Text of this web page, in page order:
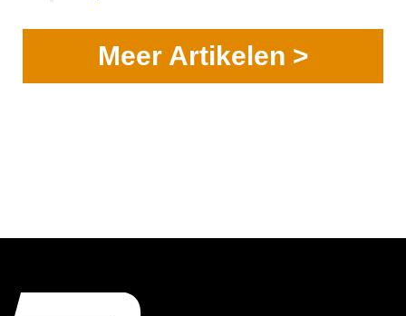
Meer Artikelen >